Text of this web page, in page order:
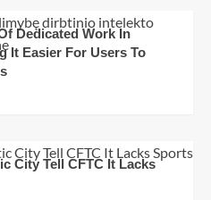
Dedicated Work In
It Easier For Users To
City Tell CFTC It Lacks